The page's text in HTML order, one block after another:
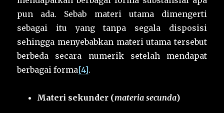
pun ada. Sebab materi utama dimengerti
sebagai itu yang tanpa segala disposisi
sehingga menyebabkan materi utama tersebut
berbeda secara numerik setelah mendapat
berbagai forma[4].
Materi sekunder (materia secunda)